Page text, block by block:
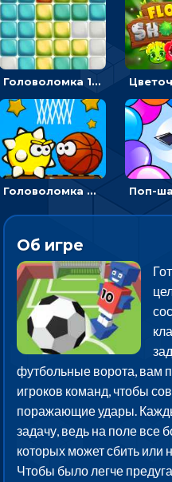
Головоломка 10х10
Головоломка Невероятный баскетбол: проложить путь и отправить мяч в корзину
Об игре
футбольные ворота, вам
игроков команд, чтобы
поражающие удары.
задачу, ведь на поле все
которых может сбить или
Чтобы было легче